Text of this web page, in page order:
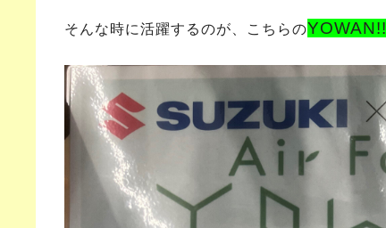
そんな時に活躍するのが、こちらのYOWAN!!